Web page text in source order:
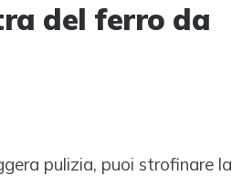
del ferro da
pulizia, puoi strofinare la